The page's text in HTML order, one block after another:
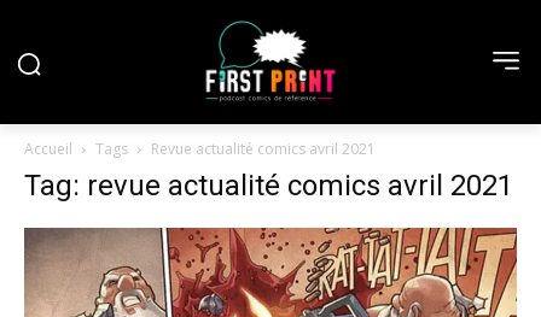
Accueil Tags Revue actualité comics avril 2021
Tag: revue actualité comics avril 2021